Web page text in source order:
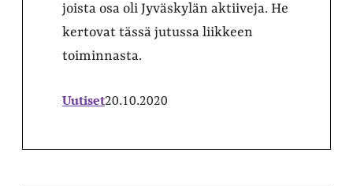
joista osa oli Jyväskylän aktiiveja. He
kertovat tässä jutussa liikkeen
toiminnasta.
Uutiset20.10.2020